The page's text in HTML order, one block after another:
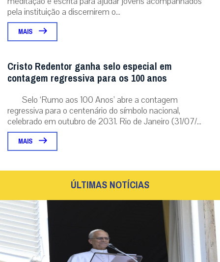
pela instituição a discernirem o...
MAIS
Cristo Redentor ganha selo especial em
contagem regressiva para os 100 anos
Selo ‘Rumo aos 100 Anos’ abre a contagem
regressiva para o centenário do símbolo nacional,
celebrado em outubro de 2031. Rio de Janeiro (31/07/...
MAIS
ÚLTIMAS NOTÍCIAS